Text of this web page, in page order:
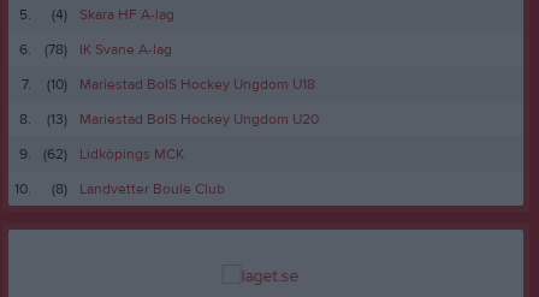
5.
(4)
Skara HF A-lag
6.
(78)
IK Svane A-lag
7.
(10)
Mariestad BoIS Hockey Ungdom U18
8.
(13)
Mariestad BoIS Hockey Ungdom U20
9.
(62)
Lidköpings MCK
10.
(8) Landvetter Boule Club